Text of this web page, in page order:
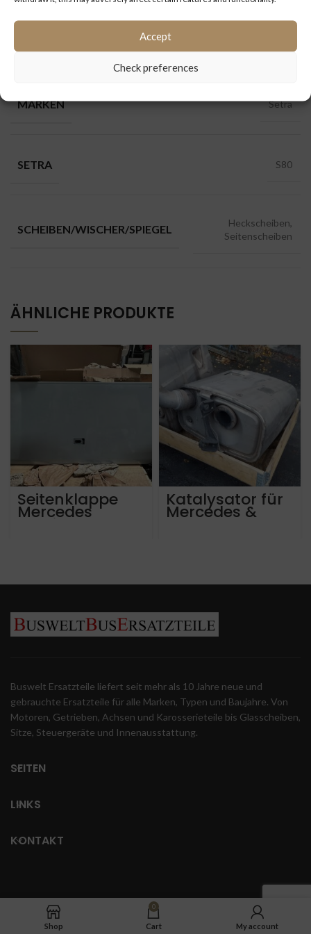
Accept
Check preferences
Kategorien: Scheiben / Wischeranlage / Spiegel , Setra
ZUSÄTZLICHE INFORMATIONEN
MARKEN Setra
SETRA S80
SCHEIBEN/WISCHER/SPIEGEL
Heckscheiben,
Seitenscheiben
ÄHNLICHE PRODUKTE
Seitenklappe
Mercedes
Tourismo
A6327502343
Katalysator für
Mercedes &
Setra
Buswelt Ersatzteile liefert seit mehr als 10 Jahre neue und
gebrauchte Ersatzteile für alle Marken, Typen und Baujahre. Von
Motoren, Getrieben, Achsen und Karosserieteile bis Glasscheiben,
Sitze, Steuergeräte und Innenausstattung.
SEITEN
LINKS
KONTAKT
Shop
0
Cart My account